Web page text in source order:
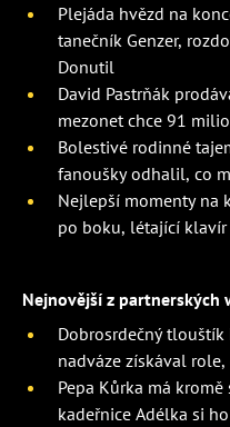
Plejáda hvězd na
tanečník Genzer,
Donutil
David Pastrňák
mezonet chce 91
Bolestivé rodinné
fanoušky odhalil, co
Nejlepší momenty na
po boku, létající klavír
Nejnovější z partnerských
Dobrosrdečný tlouštík
nadváze získával
Pepa Kůrka má
kadeřnice Adélka si